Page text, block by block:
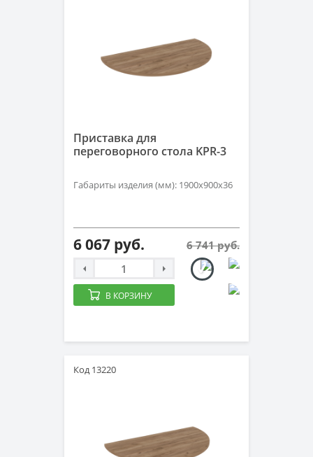
Приставка для
переговорного стола KPR-3
Габариты изделия (мм): 1900х900х36
6 067 руб. 6 741 руб.
В КОРЗИНУ
Код 13220